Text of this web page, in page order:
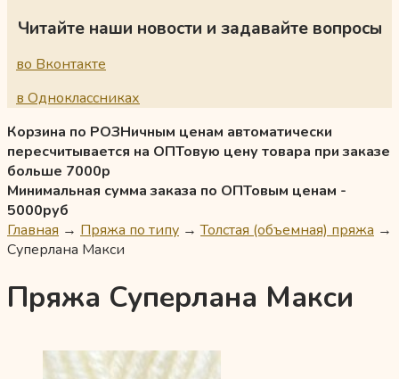
Читайте наши новости и задавайте вопросы
во Вконтакте
в Одноклассниках
Корзина по РОЗНичным ценам автоматически
пересчитывается на ОПТовую цену товара при заказе
больше 7000р
Минимальная сумма заказа по ОПТовым ценам -
5000руб
Главная → Пряжа по типу → Толстая (объемная) пряжа →
Суперлана Макси
Пряжа Суперлана Макси